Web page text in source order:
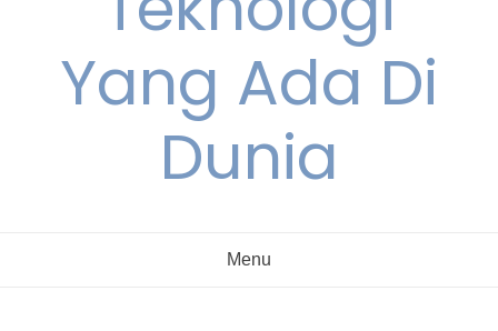
Yang Ada Di
Dunia
Menu